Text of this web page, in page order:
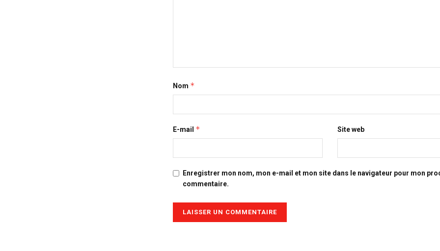
Nom *
E-mail * Site web
Enregistrer mon nom, mon e-mail et mon site dans le navigateur pour mon
commentaire.